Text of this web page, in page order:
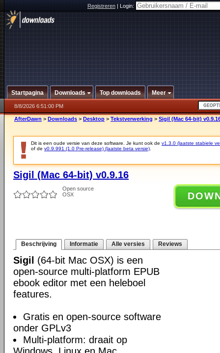
Registreren|Login:
Startpagina Downloads Top downloads Meer
8/8/2026 6:51:00 PM
AfterDawn > Downloads > Desktop > Tekstverwerking > Sigil (Mac 64-bit)
Dit is een oude versie van deze software. Je kunt ook de v1.3.0 (laatste stabiele
of de v0.9.991 (1.0 Pre-release) (laatste beta versie)
Sigil (Mac 64-bit) v0.9.16
Open source
OSX
Beschrijving Informatie Alle versies Reviews
Sigil
(64-bit Mac OSX) is een
open-source multi-platform EPUB
ebook editor met een heleboel
features.
Gratis en open-source software
onder GPLv3
Multi-platform: draait op